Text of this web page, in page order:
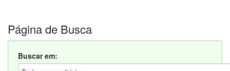
Página de Busca
Buscar em: